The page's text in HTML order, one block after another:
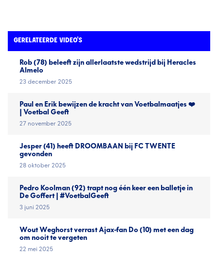
GERELATEERDE VIDEO'S
Rob (78) beleeft zijn allerlaatste wedstrijd bij Heracles
Almelo
23 december 2025
Paul en Erik bewijzen de kracht van Voetbalmaatjes ❤️
| Voetbal Geeft
27 november 2025
Jesper (41) heeft DROOMBAAN bij FC TWENTE
gevonden
28 oktober 2025
Pedro Koolman (92) trapt nog één keer een balletje in
De Goffert | #VoetbalGeeft
3 juni 2025
Wout Weghorst verrast Ajax-fan Do (10) met een dag
om nooit te vergeten
22 mei 2025